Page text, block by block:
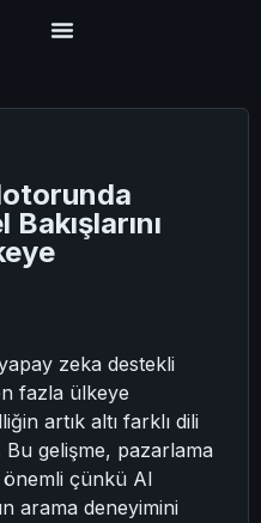
zeka destekli
fazla ülkeye
artık altı farklı dili
Bu gelişme, pazarlama
önemli çünkü AI
arama deneyimini